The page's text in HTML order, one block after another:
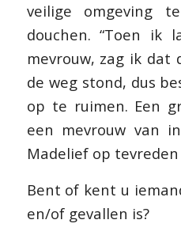
veilige omgeving
douchen. “Toen ik
mevrouw, zag ik dat
de weg stond, dus
op te ruimen. Een
een mevrouw van
Madelief op
Bent of kent u
en/of gevallen is?